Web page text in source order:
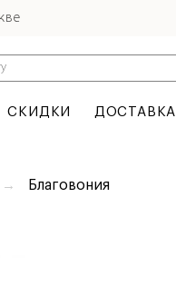
СКИДКИ ДОСТАВКА
Благовония